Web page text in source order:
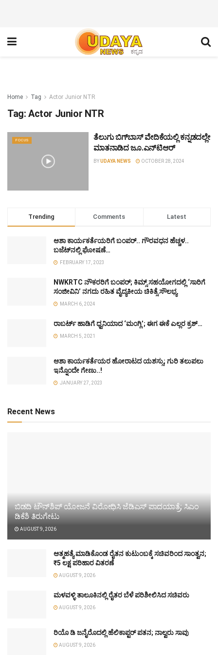
Home Tag Actor Junior NTR
Tag: Actor Junior NTR
FOCUS
ತೆಲುಗು ಬಿಗ್‌ಬಾಸ್ ವೇದಿಕೆಯಲ್ಲಿ ಕನ್ನಡದಲ್ಲೇ
ಮಾತನಾಡಿದ ಜೂ.ಎನ್‌ಟಿ‌ಆರ್
BYUDAYA NEWS OCTOBER 28, 2024
Trending Comments Latest
ಆಶಾ ಕಾರ್ಯಕರ್ತೆಯರಿಗೆ ಬಂಪರ್.. ಗೌರವಧನ ಹೆಚ್ಚಳ..
ಬಜೆಟ್‌ನಲ್ಲಿ ಘೋಷಣೆ…
FEBRUARY 17, 2023
NWKRTC ನೌಕರರಿಗೆ ಬಂಪರ್; ಕಿಮ್ಸ್ ಸಹಯೋಗದಲ್ಲಿ ‘ಸಾರಿಗೆ
ಸಂಜೀವಿನಿ’ ನಗದು ರಹಿತ ವೈದ್ಯಕೀಯ ಚಿಕಿತ್ಸೆ ಸೌಲಭ್ಯ
MARCH 6, 2024
ರಾಬರ್ಟ್ ಹಾಡಿಗೆ ಧ್ವನಿಯಾದ ‘ಮಂಗ್ಲಿ’; ಈಗ ಈಕೆ ಎಲ್ಲರ ಕ್ರಶ್…
MARCH 5, 2021
ಆಶಾ ಕಾರ್ಯಕರ್ತೆಯರ ಹೋರಾಟದ ಯಶಸ್ಸು; ಗುರಿ ತಲುಪಲು
ಇನ್ನೊಂದೇ ಗೇಣು..!
JANUARY 27, 2023
Recent News
ಬಿಡದಿ ಟೌನ್‌ಶಿಪ್ ಯೋಜನೆ ವಿರೋಧಿಸಿ ಜೆಡಿಎಸ್ ಪಾದಯಾತ್ರೆ; ಸಿಎಂ
ಡಿಕೆಶಿ ತಿರುಗೇಟು
AUGUST 9, 2026
ಆತ್ಮಹತ್ಯೆ ಮಾಡಿಕೊಂಡ ರೈತನ ಕುಟುಂಬಕ್ಕೆ ಸಚಿವರಿಂದ ಸಾಂತ್ವನ;
₹5 ಲಕ್ಷ ಪರಿಹಾರ ವಿತರಣೆ
AUGUST 9, 2026
ಮಳವಳ್ಳಿ ತಾಲೂಕಿನಲ್ಲಿ ರೈತರ ಬೆಳೆ ಪರಿಶೀಲಿಸಿದ ಸಚಿವರು
AUGUST 9, 2026
ರಿಯೊ ಡಿ ಜನೈರೊದಲ್ಲಿ ಹೆಲಿಕಾಪ್ಟರ್ ಪತನ; ನಾಲ್ವರು ಸಾವು
AUGUST 9, 2026